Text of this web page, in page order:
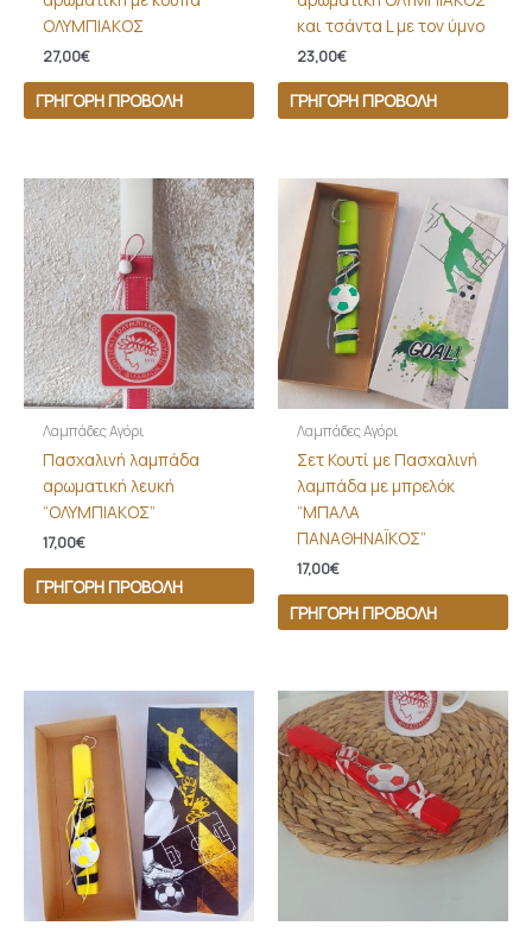
ΟΛΥΜΠΙΑΚΟΣ
27,00€
ΓΡΉΓΟΡΗ ΠΡΟΒΟΛΉ
και τσάντα L με τον ύμνο
23,00€
ΓΡΉΓΟΡΗ ΠΡΟΒΟΛΉ
Λαμπάδες Αγόρι
Πασχαλινή λαμπάδα
αρωματική λευκή
“ΟΛΥΜΠΙΑΚΟΣ”
17,00€
ΓΡΉΓΟΡΗ ΠΡΟΒΟΛΉ
Λαμπάδες Αγόρι
Σετ Κουτί με Πασχαλινή
λαμπάδα με μπρελόκ
“ΜΠΑΛΑ
ΠΑΝΑΘΗΝΑΪΚΟΣ”
17,00€
ΓΡΉΓΟΡΗ ΠΡΟΒΟΛΉ